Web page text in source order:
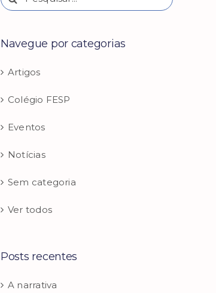
resultados
Navegue por categorias
Artigos
Colégio FESP
Eventos
Notícias
Sem categoria
Ver todos
Posts recentes
A narrativa